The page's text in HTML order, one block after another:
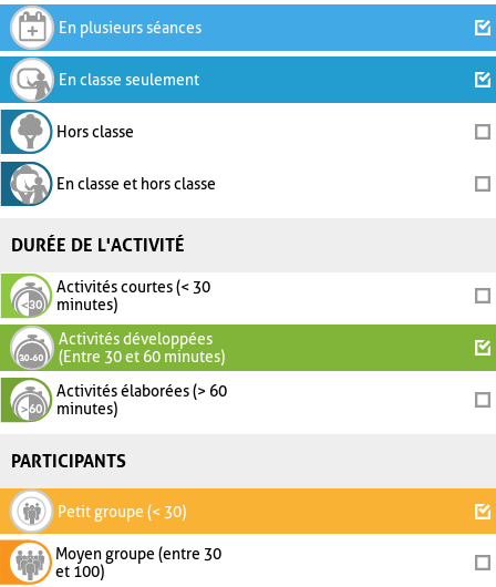
En plusieurs séances
En classe seulement
Hors classe
En classe et hors classe
DURÉE DE L'ACTIVITÉ
Activités courtes (< 30
minutes)
Activités développées
(Entre 30 et 60 minutes)
Activités élaborées (> 60
minutes)
PARTICIPANTS
Petit groupe (< 30)
Moyen groupe (entre 30
et 100)